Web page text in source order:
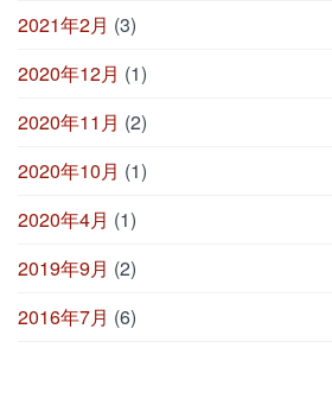
2021年2月 (3)
2020年12月 (1)
2020年11月 (2)
2020年10月 (1)
2020年4月 (1)
2019年9月 (2)
2016年7月 (6)